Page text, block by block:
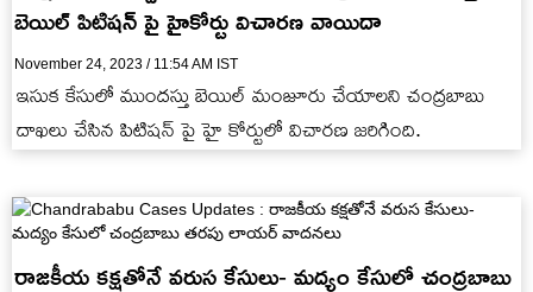
బెయిల్ పిటిషన్ పై హైకోర్టు విచారణ వాయిదా
November 24, 2023 / 11:54 AM IST
ఇసుక కేసులో ముందస్తు బెయిల్ మంజూరు చేయాలని చంద్రబాబు
దాఖలు చేసిన పిటిషన్ పై హై కోర్టులో విచారణ జరిగింది.
రాజకీయ కక్షతోనే వరుస కేసులు- మద్యం కేసులో చంద్రబాబు